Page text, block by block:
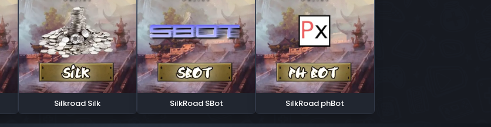
Silkroad Silk SilkRoad SBot SilkRoad phBot